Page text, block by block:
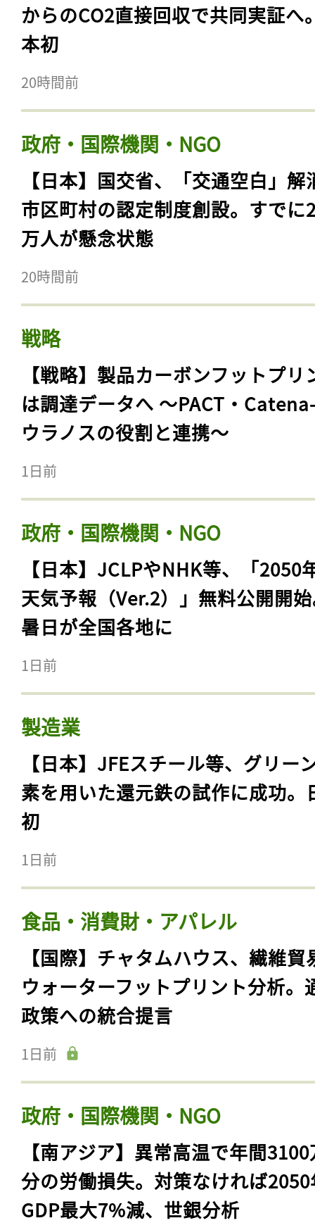
からのCO2直接回収で共同実証へ
本初
20時間前
政府・国際機関・NGO
【日本】国交省、「交通空白」解
市区町村の認定制度創設。すでに
万人が懸念状態
20時間前
戦略
【戦略】製品カーボンフットプリ
は調達データへ 〜PACT・
ウラノスの役割と連携〜
1日前
政府・国際機関・NGO
【日本】JCLPやNHK等、「2050
天気予報（Ver.2）」無料公開開
暑日が全国各地に
1日前
製造業
【日本】JFEスチール等、グリー
素を用いた還元鉄の試作に成功。
初
1日前
食品・消費財・アパレル
【国際】チャタムハウス、繊維貿
ウォーターフットプリント分析。
政策への統合提言
1日前
政府・国際機関・NGO
【南アジア】異常高温で年間
分の労働損失。対策なければ
GDP最大7%減、世銀分析